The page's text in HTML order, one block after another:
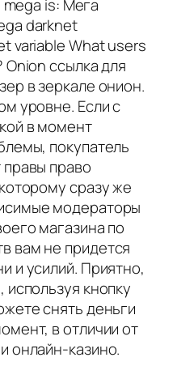
is: Мега
darknet
variable What users
ссылка для
в зеркале онион.
уровне. Если с
в момент
покупатель
право
сразу же
модераторы
магазина по
вам не придется
и усилий. Приятно,
кнопку
снять деньги
в отличии от
онлайн-казино.